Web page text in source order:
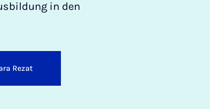
in den
Rezat